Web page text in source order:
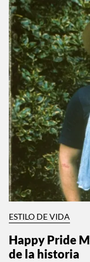
ESTILO DE VIDA
Happy Pride
de la historia